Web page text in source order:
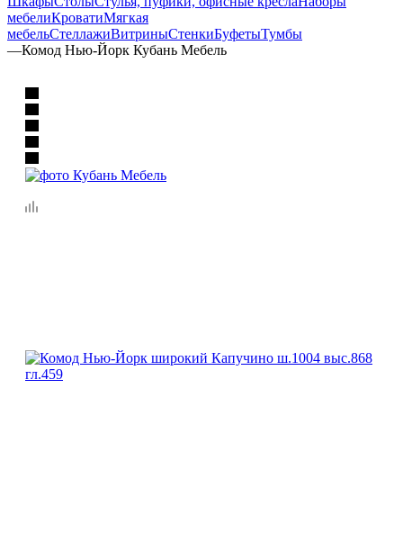
мебелиКроватиМягкая
мебельСтеллажиВитриныСтенкиБуфетыТумбы
—Комод Нью-Йорк Кубань Мебель